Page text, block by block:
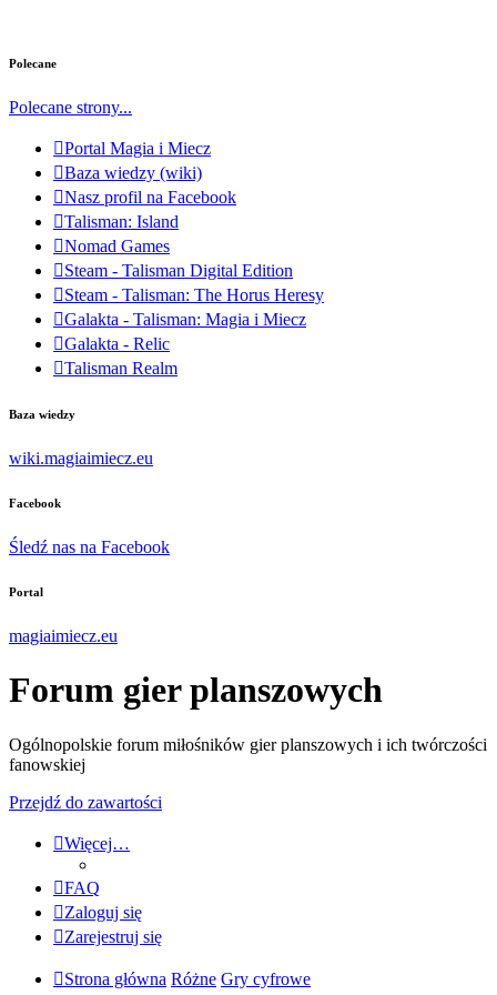
Polecane
Polecane strony...
Portal Magia i Miecz
Baza wiedzy (wiki)
Nasz profil na Facebook
Talisman: Island
Nomad Games
Steam - Talisman Digital Edition
Steam - Talisman: The Horus Heresy
Galakta - Talisman: Magia i Miecz
Galakta - Relic
Talisman Realm
Baza wiedzy
wiki.magiaimiecz.eu
Facebook
Śledź nas na Facebook
Portal
magiaimiecz.eu
Forum gier planszowych
Ogólnopolskie forum miłośników gier planszowych i ich twórczości
fanowskiej
Przejdź do zawartości
Więcej…
FAQ
Zaloguj się
Zarejestruj się
Strona główna Różne Gry cyfrowe